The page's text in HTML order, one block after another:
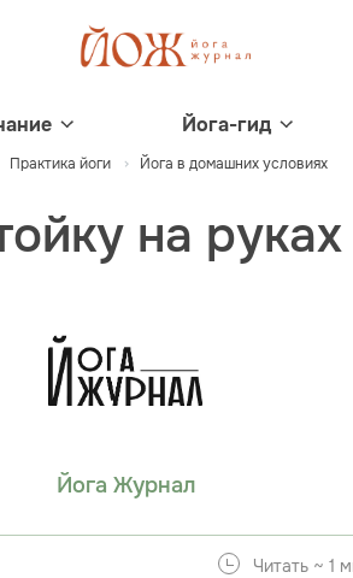
Йога-гид
Практика йоги Йога в домашних условиях
на
Йога Журнал
Читать ~ 1